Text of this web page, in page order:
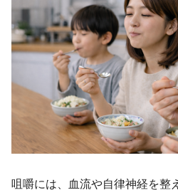
咀嚼には、血流や自律神経を整